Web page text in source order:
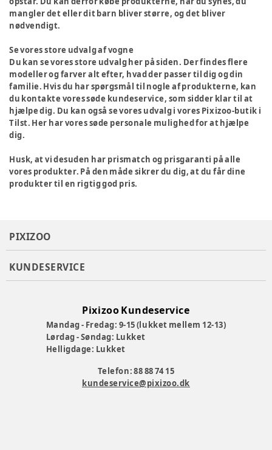
mangler det eller dit barn bliver større, og det bliver
nødvendigt.
Se vores store udvalg af vogne
Du kan se vores store udvalg her på siden. Der findes flere
modeller og farver alt efter, hvad der passer til dig og din
familie. Hvis du har spørgsmål til nogle af produkterne, kan
du kontakte vores søde kundeservice, som sidder klar til at
hjælpe dig. Du kan også se vores udvalg i vores Pixizoo-butik i
Tilst. Her har vores søde personale mulighed for at hjælpe
dig.
Husk, at vi desuden har prismatch og prisgaranti på alle
vores produkter. På den måde sikrer du dig, at du får dine
produkter til en rigtig god pris.
PIXIZOO
KUNDESERVICE
Pixizoo Kundeservice
Mandag - Fredag: 9-15 (lukket mellem 12-13)
Lørdag - Søndag: Lukket
Helligdage: Lukket
Telefon: 88 88 74 15
kundeservice@pixizoo.dk